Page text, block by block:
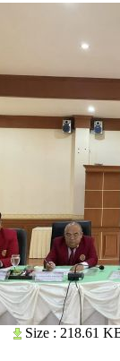
Size : 218.61